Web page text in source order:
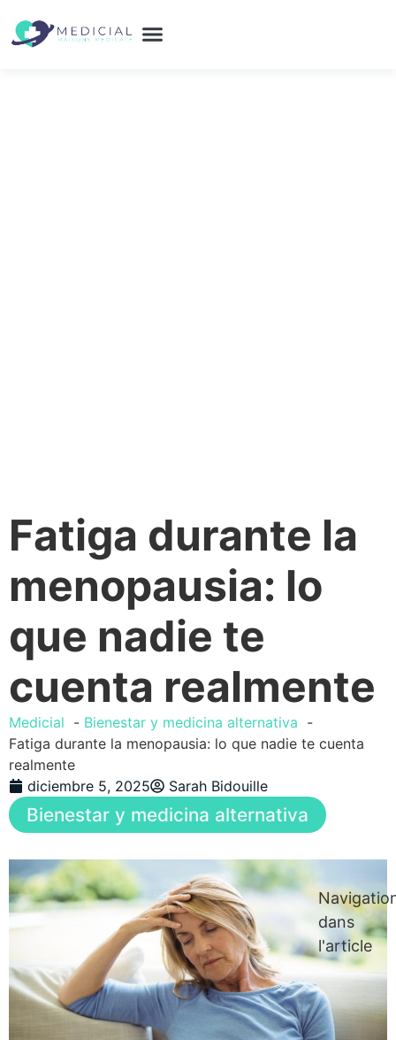
Fatiga durante la
menopausia: lo
que nadie te
cuenta realmente
Medicial
Bienestar y medicina alternativa
Fatiga durante la menopausia: lo que nadie te cuenta
realmente
diciembre 5, 2025
Sarah Bidouille
Bienestar y medicina alternativa
dans
l'article